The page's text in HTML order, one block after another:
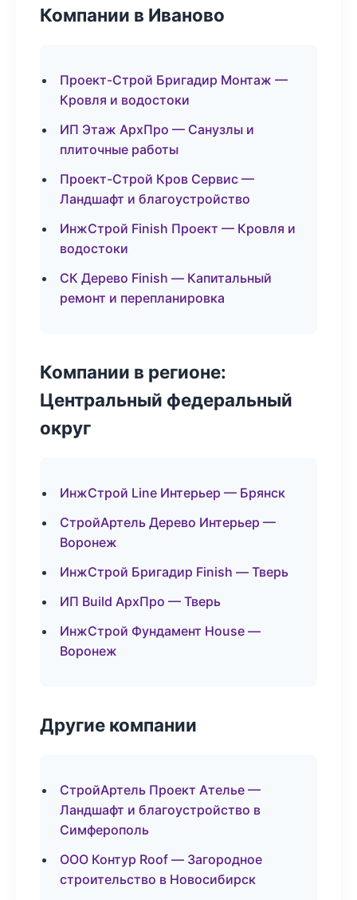
Компании в Иваново
Проект-Строй Бригадир Монтаж —
Кровля и водостоки
ИП Этаж АрхПро — Санузлы и
плиточные работы
Проект-Строй Кров Сервис —
Ландшафт и благоустройство
ИнжСтрой Finish Проект — Кровля и
водостоки
СК Дерево Finish — Капитальный
ремонт и перепланировка
Компании в регионе:
Центральный федеральный
округ
ИнжСтрой Line Интерьер — Брянск
СтройАртель Дерево Интерьер —
Воронеж
ИнжСтрой Бригадир Finish — Тверь
ИП Build АрхПро — Тверь
ИнжСтрой Фундамент House —
Воронеж
Другие компании
СтройАртель Проект Ателье —
Ландшафт и благоустройство в
Симферополь
ООО Контур Roof — Загородное
строительство в Новосибирск